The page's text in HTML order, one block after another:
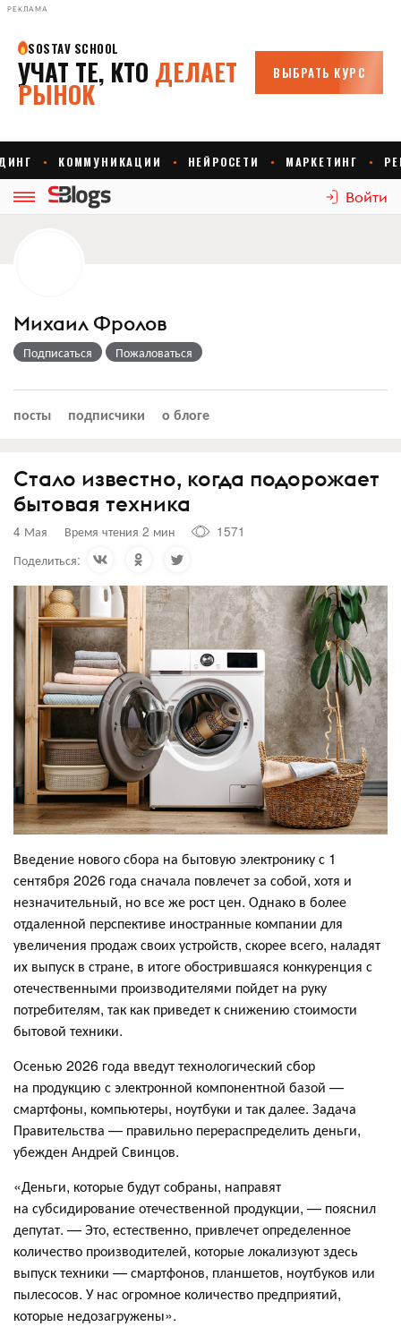
РЕКЛАМА
Войти
Михаил Фролов
Подписаться Пожаловаться
посты подписчики о блоге
Стало известно, когда подорожает
бытовая техника
4 Мая Время чтения 2 мин
1571
Поделиться:
Введение нового сбора на бытовую электронику с 1
сентября 2026 года сначала повлечет за собой, хотя и
незначительный, но все же рост цен. Однако в более
отдаленной перспективе иностранные компании для
увеличения продаж своих устройств, скорее всего, наладят
их выпуск в стране, в итоге обострившаяся конкуренция с
отечественными производителями пойдет на руку
потребителям, так как приведет к снижению стоимости
бытовой техники.
Осенью 2026 года введут технологический сбор
на продукцию с электронной компонентной базой —
смартфоны, компьютеры, ноутбуки и так далее. Задача
Правительства — правильно перераспределить деньги,
убежден Андрей Свинцов.
«Деньги, которые будут собраны, направят
на субсидирование отечественной продукции, — пояснил
депутат. — Это, естественно, привлечет определенное
количество производителей, которые локализуют здесь
выпуск техники — смартфонов, планшетов, ноутбуков или
пылесосов. У нас огромное количество предприятий,
которые недозагружены».